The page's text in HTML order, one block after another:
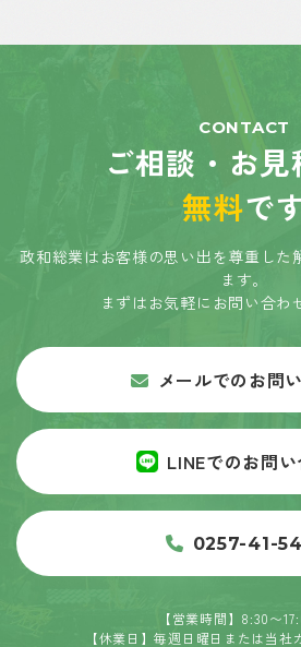
CONTACT
ご相談・お見
無料で
政和総業はお客様の思い出を尊重した
ます。
まずはお気軽にお問い合わ
メールでのお問
LINEでのお問
0257-41-
【営業時間】8:30〜
【休業日】毎週日曜日または当社